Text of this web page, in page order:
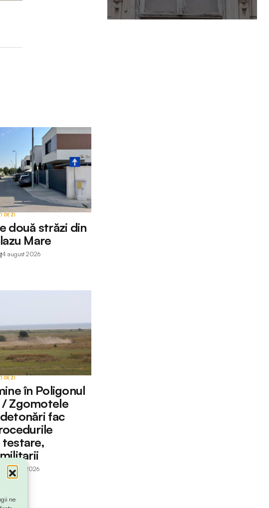
ne
DE ZI
două străzi din
Mare
4 august 2026
DE ZI
în Poligonul
/ Zgomotele
fac
testare,
3 august 2026